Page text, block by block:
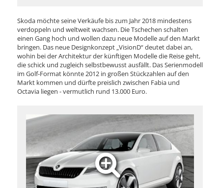
Skoda möchte seine Verkäufe bis zum Jahr 2018 mindestens
verdoppeln und weltweit wachsen. Die Tschechen schalten
einen Gang hoch und wollen dazu neue Modelle auf den Markt
bringen. Das neue Designkonzept „VisionD“ deutet dabei an,
wohin bei der Architektur der künftigen Modelle die Reise geht,
die schick und zugleich selbstbewusst ausfällt. Das Serienmodell
im Golf-Format könnte 2012 in großen Stückzahlen auf den
Markt kommen und dürfte preislich zwischen Fabia und
Octavia liegen - vermutlich rund 13.000 Euro.